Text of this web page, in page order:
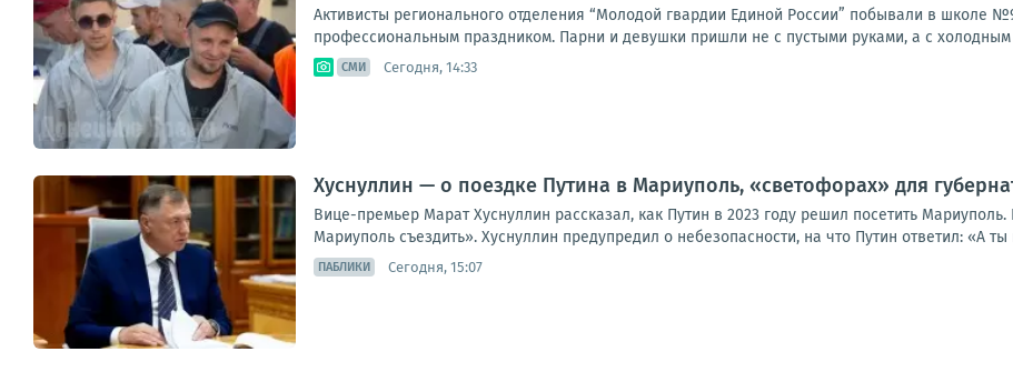
Активисты регионального отделения “Молодой гвардии Единой России” побывали в школе
профессиональным праздником. Парни и девушки пришли не с пустыми руками, а с холодным
СМИ Сегодня, 14:33
Хуснуллин — о поездке Путина в Мариуполь, «светофорах» для
Вице-премьер Марат Хуснуллин рассказал, как Путин в 2023 году решил посетить
Мариуполь съездить». Хуснуллин предупредил о небезопасности, на что Путин ответил: «А
ПАБЛИКИ Сегодня, 15:07